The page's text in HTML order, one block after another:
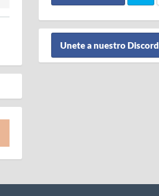
Unete a nuestro Discord